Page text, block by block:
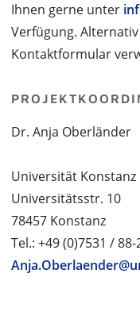
Ihnen gerne unter
Verfügung.
Kontaktformular
Dr. Anja Oberländer
Universität Konstanz
Universitätsstr. 10
78457 Konstanz
Tel.: +49 (0)7531 / 88-